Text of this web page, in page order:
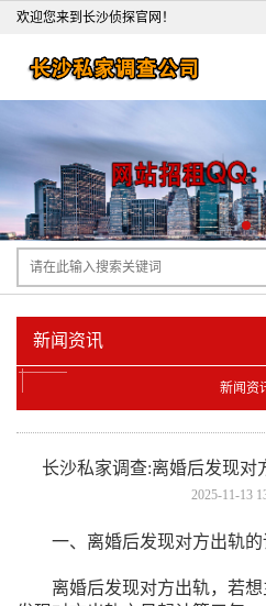
欢迎您来到长沙侦探官网！
新闻资讯
新闻资
长沙私家调查:离婚后发现对
2025-11-13
一、离婚后发现对方出轨
离婚后发现对方出轨，若